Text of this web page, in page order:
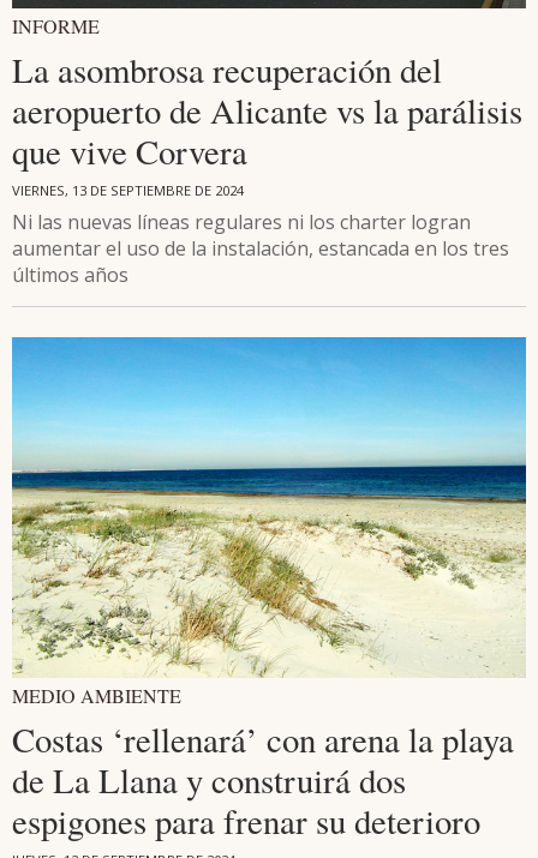
INFORME
La asombrosa recuperación del
aeropuerto de Alicante vs la parálisis
que vive Corvera
VIERNES, 13 DE SEPTIEMBRE DE 2024
Ni las nuevas líneas regulares ni los charter logran
aumentar el uso de la instalación, estancada en los tres
últimos años
MEDIO AMBIENTE
Costas ‘rellenará’ con arena la playa
de La Llana y construirá dos
espigones para frenar su deterioro